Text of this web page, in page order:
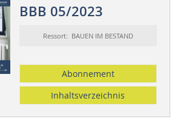
BBB 05/2023
Ressort: BAUEN IM BESTAND
Abonnement
Inhaltsverzeichnis